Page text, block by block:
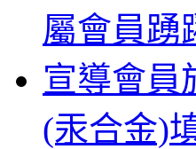
屬會員踴
宣導會員
(汞合金)